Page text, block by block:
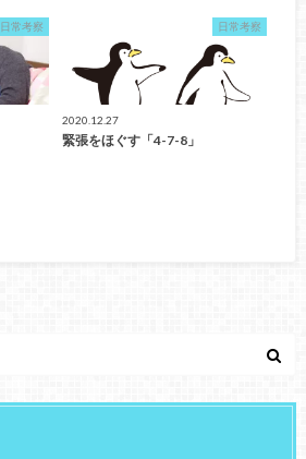
日常考察 日常考察
2020.12.27
緊張をほぐす「4-7-8」